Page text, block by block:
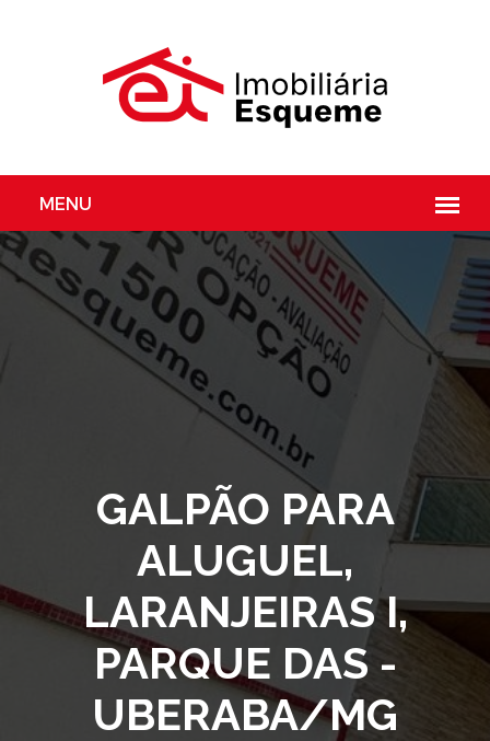
GALPÃO PARA
ALUGUEL,
LARANJEIRAS I,
PARQUE DAS -
UBERABA/MG